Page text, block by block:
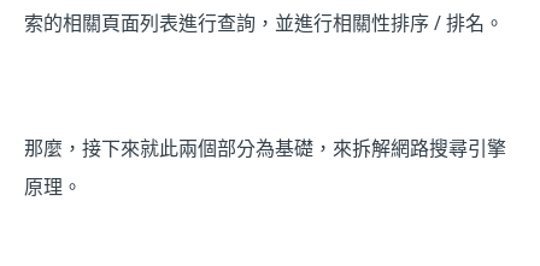
索的相關頁面列表進行查詢，並進行相關性排序 / 排名。
那麼，接下來就此兩個部分為基礎，來拆解網路搜尋引擎
原理。